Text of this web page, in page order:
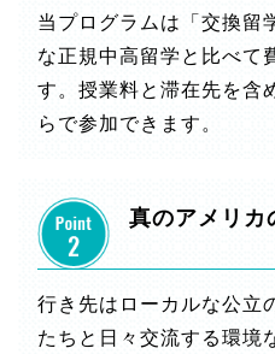
当プログラムは「交換留
な正規中高留学と比べて
す。授業料と滞在先を含
らで参加できます。
真のアメリカ
行き先はローカルな公立
たちと日々交流する環境